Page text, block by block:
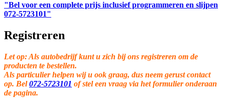
"Bel voor een complete prijs inclusief programmeren en slijpen
072-5723101"
Registreren
Let op: Als autobedrijf kunt u zich bij ons registreren om de
producten te bestellen.
Als particulier helpen wij u ook graag, dus neem gerust contact
op. Bel072-5723101 of stel een vraag via het formulier onderaan
de pagina.